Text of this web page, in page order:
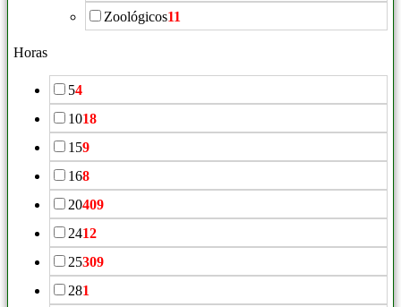
Zoológicos11
Horas
54
1018
159
168
20409
2412
25309
281